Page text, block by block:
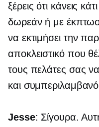
ξέρεις ότι κάνεις
δωρεάν ή με
να εκτιμήσει την
αποκλειστικό που
τους πελάτες σας να
και
Jesse: Σίγουρα.